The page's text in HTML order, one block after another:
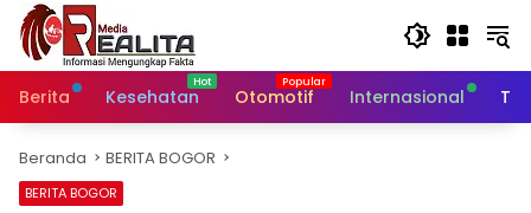
Langsung
konten
Berita
Kesehatan Otomotif Internasional
Beranda BERITA BOGOR
BERITA BOGOR